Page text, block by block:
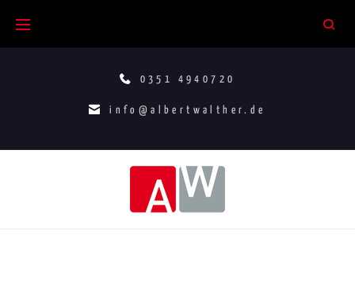
0351 4940720
info@albertwalther.de